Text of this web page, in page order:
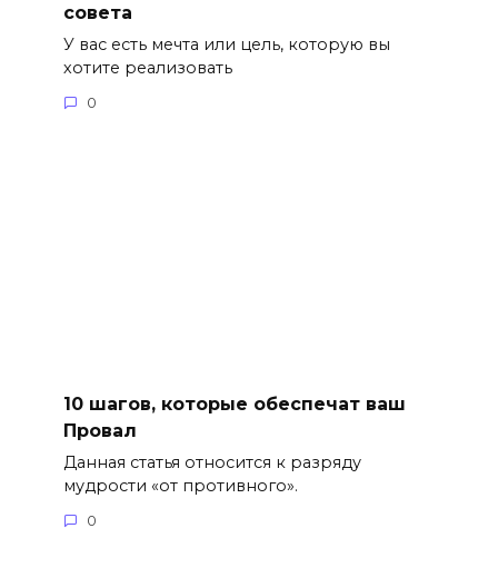
совета
У вас есть мечта или цель, которую вы
хотите реализовать
0
10 шагов, которые обеспечат ваш
Провал
Данная статья относится к разряду
мудрости «от противного».
0